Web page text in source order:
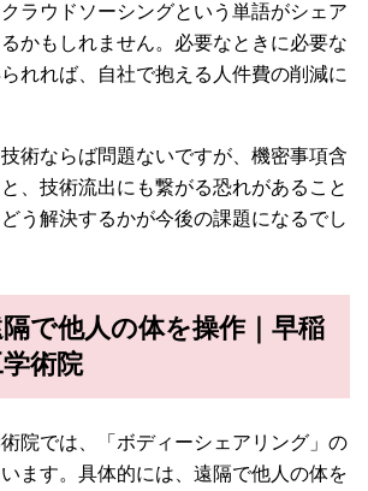
ラウドソーシングという単語がシェア
かもしれません。必要なときに必要な
れれば、自社で抱える人件費の削減に
術ならば問題ないですが、機密事項含
、技術流出にも繋がる恐れがあること
う解決するかが今後の課題になるでし
隔で他人の体を操作｜早稲
術院
院では、「ボディーシェアリング」の
ます。具体的には、遠隔で他人の体を